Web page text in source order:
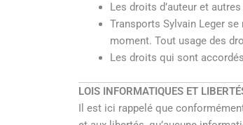
Les droits d’auteur et
Transports Sylvain Leger
moment. Tout usage des
Les droits qui sont
LOIS INFORMATIQUES ET
Il est ici rappelé que